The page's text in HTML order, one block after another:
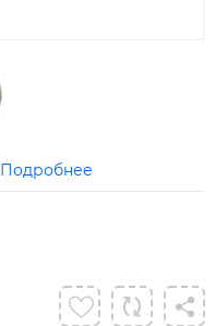
Подробнее